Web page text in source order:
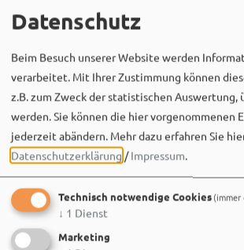
09.08.26
RömerVisionen
Kostümführung im RömerMuseum
MEHR
Datenschutz
Beim Besuch unserer Website werden
verarbeitet. Mit Ihrer Zustimmung können
z.B. zum Zweck der statistischen
werden. Sie können die hier vorgenommenen
jederzeit abändern. Mehr dazu erfahren Sie
Datenschutzerklärung /Impressum.
Technisch notwendige Cookies(immer
↓ 1 Dienst
Marketing